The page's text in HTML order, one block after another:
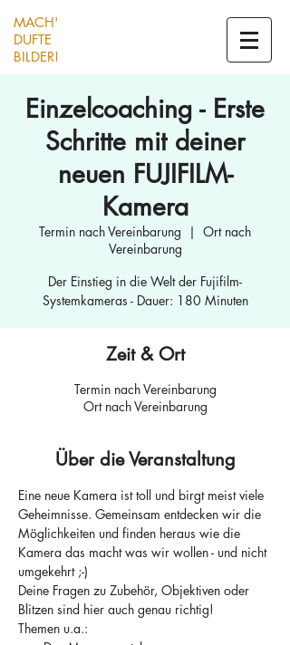
MACH'
DUFTE
BILDER!
Einzelcoaching - Erste
Schritte mit deiner
neuen FUJIFILM-
Kamera
Termin nach Vereinbarung
  |
Ort nach
Vereinbarung
Der Einstieg in die Welt der Fujifilm-
Systemkameras - Dauer: 180 Minuten
Zeit & Ort
Termin nach Vereinbarung
Ort nach Vereinbarung
Über die Veranstaltung
Eine neue Kamera ist toll und birgt meist viele
Geheimnisse. Gemeinsam entdecken wir die
Möglichkeiten und finden heraus wie die
Kamera das macht was wir wollen - und nicht
umgekehrt ;-)
Deine Fragen zu Zubehör, Objektiven oder
Blitzen sind hier auch genau richtig!
Themen u.a.: